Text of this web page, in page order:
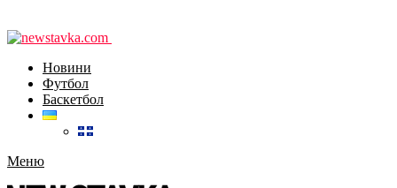
Новини
Футбол
Баскетбол
Меню